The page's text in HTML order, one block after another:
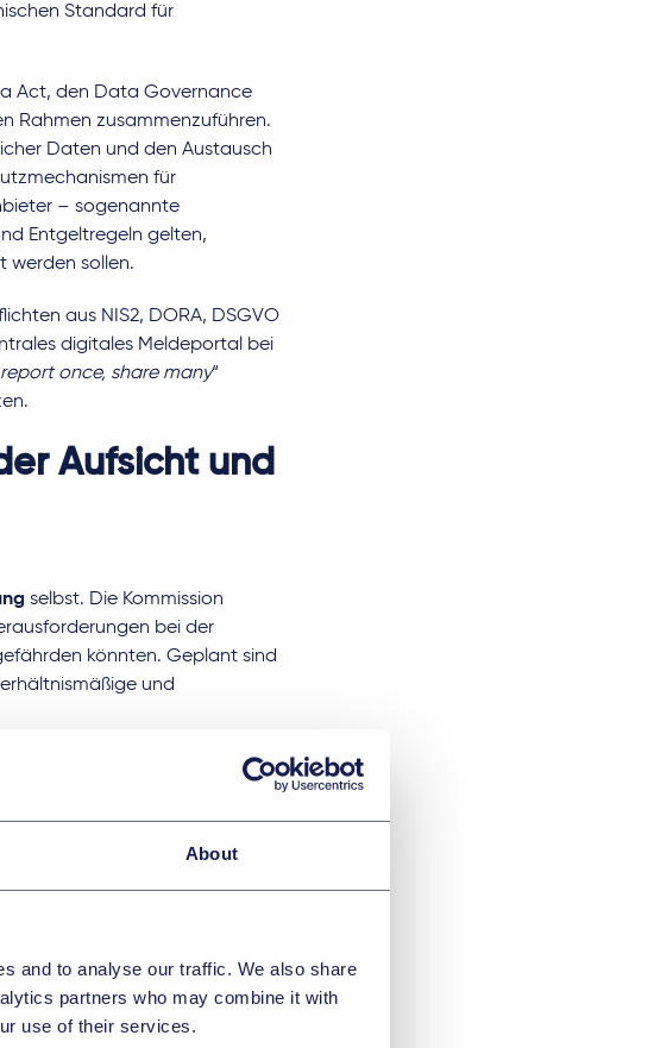
About
and to analyse our traffic. We also share
partners who may combine it with
use of their services.
Standard für
Act, den Data Governance
Rahmen zusammenzuführen.
Daten und den Austausch
für
– sogenannte
Entgeltregeln gelten,
werden sollen.
aus NIS2, DORA, DSGVO
digitales Meldeportal bei
report once, share many“
Aufsicht und
selbst. Die Kommission
bei der
könnten. Geplant sind
und
Rechtsanwendung und
KI-Systeme großer
werden. So wird etwa
– etwa im Medizin- oder